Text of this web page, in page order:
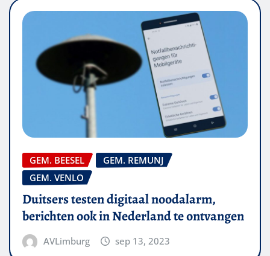
GEM. BEESEL
GEM. REMUNJ
GEM. VENLO
Duitsers testen digitaal noodalarm,
berichten ook in Nederland te ontvangen
AVLimburg sep 13, 2023